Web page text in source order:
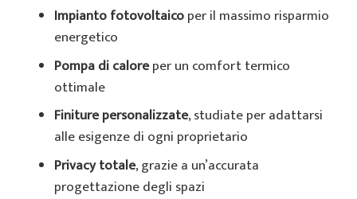
Impianto fotovoltaicoper il massimo risparmio
energetico
Pompa di caloreper un comfort termico
ottimale
Finiture personalizzate, studiate per adattarsi
alle esigenze di ogni proprietario
Privacy totale, grazie a un’accurata
progettazione degli spazi